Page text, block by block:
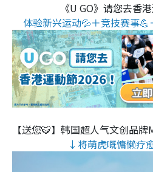
《U GO》请您去香
体验新兴运动💦＋竞技赛事
【送您🐯】韩国超人气文创品牌
↓将萌虎嘅慵懒疗